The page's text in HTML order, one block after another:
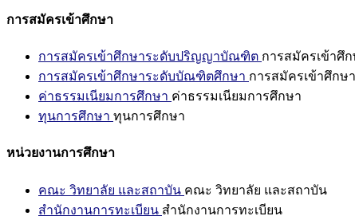
การสมัครเข้าศึกษา
การสมัครเข้าศึกษาระดับปริญญาบัณฑิต การสมัครเข้า
การสมัครเข้าศึกษาระดับบัณฑิตศึกษา การสมัครเข้าศึก
ค่าธรรมเนียมการศึกษา ค่าธรรมเนียมการศึกษา
ทุนการศึกษา ทุนการศึกษา
หน่วยงานการศึกษา
คณะ วิทยาลัย และสถาบัน คณะ วิทยาลัย และสถาบัน
สำนักงานการทะเบียน สำนักงานการทะเบียน